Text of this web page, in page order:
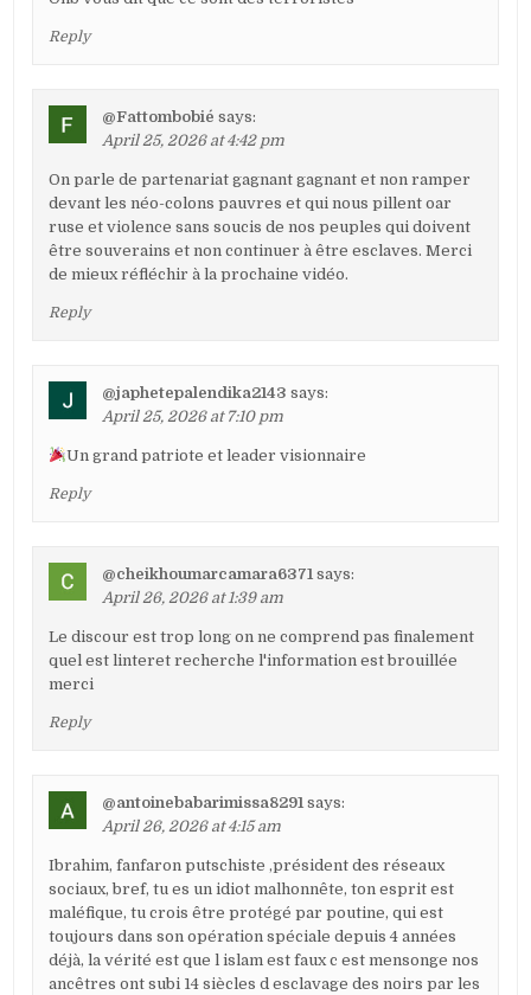
Reply
@Fattombobié says:
April 25, 2026 at 4:42 pm
On parle de partenariat gagnant gagnant et non ramper
devant les néo-colons pauvres et qui nous pillent oar
ruse et violence sans soucis de nos peuples qui doivent
être souverains et non continuer à être esclaves. Merci
de mieux réfléchir à la prochaine vidéo.
Reply
@japhetepalendika2143 says:
April 25, 2026 at 7:10 pm
Un grand patriote et leader visionnaire
Reply
@cheikhoumarcamara6371 says:
April 26, 2026 at 1:39 am
Le discour est trop long on ne comprend pas finalement
quel est linteret recherche l'information est brouillée
merci
Reply
@antoinebabarimissa8291 says:
April 26, 2026 at 4:15 am
Ibrahim, fanfaron putschiste ,président des réseaux
sociaux, bref, tu es un idiot malhonnête, ton esprit est
maléfique, tu crois être protégé par poutine, qui est
toujours dans son opération spéciale depuis 4 années
déjà, la vérité est que l islam est faux c est mensonge nos
ancêtres ont subi 14 siècles d esclavage des noirs par les